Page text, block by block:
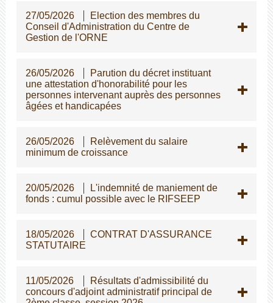
27/05/2026
Election des membres du
Conseil d'Administration du Centre de
Gestion de l'ORNE
26/05/2026
Parution du décret instituant
une attestation d'honorabilité pour les
personnes intervenant auprès des personnes
gées et handicapées
26/05/2026
Relèvement du salaire
minimum de croissance
20/05/2026
L'indemnité de maniement de
fonds : cumul possible avec le RIFSEEP
18/05/2026
CONTRAT D'ASSURANCE
STATUTAIRE
11/05/2026
Résultats d'admissibilité du
concours d'adjoint administratif principal de